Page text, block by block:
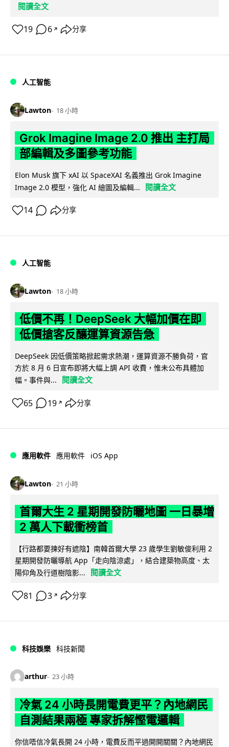
閱讀全文
19 6 ↗ 分享
人工智能
Lawton 18 小時
Grok Imagine Image 2.0 推出 主打局
部編輯及多圖參考功能
Elon Musk 旗下 xAI 以 SpaceXAI 名義推出 Grok Imagine
Image 2.0 模型，強化 AI 繪圖及編輯...
閱讀全文
14 分享
人工智能
Lawton 18 小時
低價不再！DeepSeek 大幅加價在即
低價搶客反釀運算資源告急
DeepSeek 因低價策略掀起需求熱潮，運算資源不勝負荷，官
方於 8 月 6 日宣布即將大幅上調 API 收費，惟未公布具體加
幅。事件與...
閱讀全文
65 19 ↗ 分享
應用軟件 應用軟件 iOS App
Lawton 21 小時
首爾大生 2 星期開發防曬地圖 一日暴增
2 萬人下載衝榜首
【行路都要揀好有遮陰】南韓首爾大學 23 歲學生劉敏俊利用 2
星期開發防曬導航 App「走向陰涼處」，結合建築物高度、太
陽仰角及行道樹陰影...
閱讀全文
81 3 ↗ 分享
科技娛樂 科技新聞
arthur 23 小時
冷氣 24 小時長開電費更平？內地網民
自測結果兩極 專家拆解慳電邏輯
你信唔信冷氣長開 24 小時，電費反而平過開開關關？內地網民